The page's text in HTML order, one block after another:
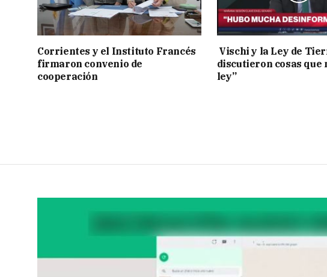
Corrientes y el Instituto Francés
firmaron convenio de
cooperación
Vischi y la Ley de
discutieron cosas que
ley”